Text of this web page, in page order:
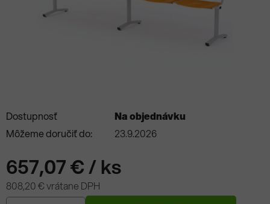
Dostupnosť
Na objednávku
Môžeme doručiť do:
23.9.2026
657,07 €/ ks
808,20 € vrátane DPH